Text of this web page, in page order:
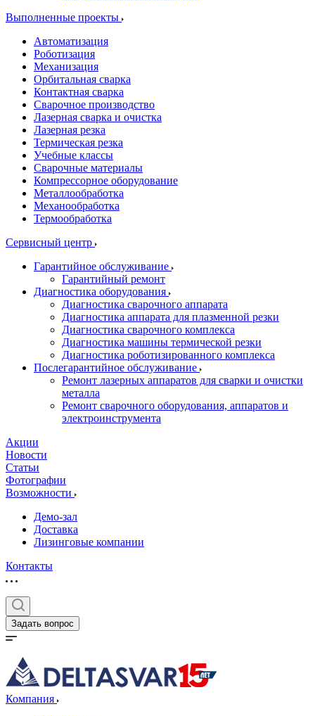
Выполненные проекты
Автоматизация
Роботизация
Механизация
Орбитальная сварка
Контактная сварка
Сварочное производство
Лазерная сварка и очистка
Лазерная резка
Термическая резка
Учебные классы
Сварочные материалы
Компрессорное оборудование
Металлообработка
Механообработка
Термообработка
Сервисный центр
Гарантийное обслуживание
Гарантийный ремонт
Диагностика оборудования
Диагностика сварочного аппарата
Диагностика аппарата для плазменной резки
Диагностика сварочного комплекса
Диагностика машины термической резки
Диагностика роботизированного комплекса
Послегарантийное обслуживание
Ремонт лазерных аппаратов для сварки и очистки
металла
Ремонт сварочного оборудования, аппаратов и
электроинструмента
Акции
Новости
Статьи
Фотографии
Возможности
Демо-зал
Доставка
Лизинговые компании
Контакты
Задать вопрос
Компания